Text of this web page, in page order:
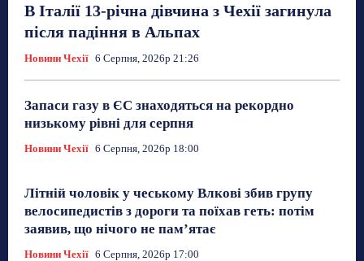
В Італії 13-річна дівчина з Чехії загинула
після падіння в Альпах
Новини Чехії 6 Серпня, 2026р 21:26
Запаси газу в ЄС знаходяться на рекордно
низькому рівні для серпня
Новини Чехії 6 Серпня, 2026р 18:00
Літній чоловік у чеському Влкові збив групу
велосипедистів з дороги та поїхав геть: потім
заявив, що нічого не пам’ятає
Новини Чехії 6 Серпня, 2026р 17:00